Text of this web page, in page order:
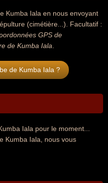
Kumba Iala en nous envoyant
(cimétière...). Facultatif :
GPS de
de Kumba Iala
de Kumba Iala ?
Iala pour le moment...
Kumba Iala, nous vous